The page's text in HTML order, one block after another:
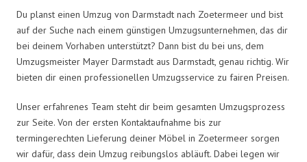
Du planst einen Umzug von Darmstadt nach Zoetermeer und bist
auf der Suche nach einem günstigen Umzugsunternehmen, das dir
bei deinem Vorhaben unterstützt? Dann bist du bei uns, dem
Umzugsmeister Mayer Darmstadt aus Darmstadt, genau richtig. Wir
bieten dir einen professionellen Umzugsservice zu fairen Preisen.
Unser erfahrenes Team steht dir beim gesamten Umzugsprozess
zur Seite. Von der ersten Kontaktaufnahme bis zur
termingerechten Lieferung deiner Möbel in Zoetermeer sorgen
wir dafür, dass dein Umzug reibungslos abläuft. Dabei legen wir